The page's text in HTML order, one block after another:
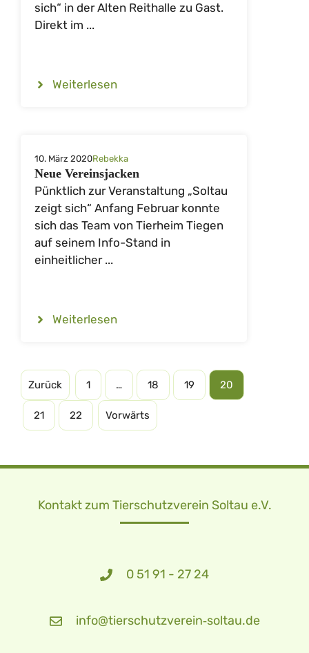
sich“ in der Alten Reithalle zu Gast.
Direkt im ...
Weiterlesen
10. März 2020Rebekka
Neue Vereinsjacken
Pünktlich zur Veranstaltung „Soltau
zeigt sich“ Anfang Februar konnte
sich das Team von Tierheim Tiegen
auf seinem Info-Stand in
einheitlicher ...
Weiterlesen
Zurück 1 … 18 19 20
21 22 Vorwärts
Kontakt zum Tierschutzverein Soltau e.V.
0 51 91 - 27 24
info@tierschutzverein‑soltau.de